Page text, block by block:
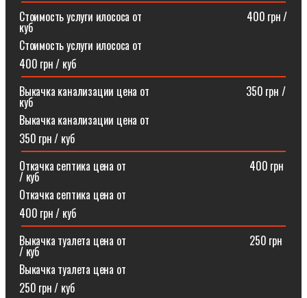
Стоимость услуги илососа от⠀⠀⠀⠀⠀⠀⠀⠀⠀⠀⠀⠀⠀400 грн /
куб
Стоимость услуги илососа от
400 грн / куб
Выкачка канализации цена от⠀⠀⠀⠀⠀⠀⠀⠀⠀⠀⠀⠀350 грн /
куб
Выкачка канализации цена от
350 грн / куб
Откачка септика цена от ⠀⠀⠀⠀⠀⠀⠀⠀⠀⠀⠀⠀⠀⠀⠀400 грн
/ куб
Откачка септика цена от
400 грн / куб
Выкачка туалета цена от ⠀⠀⠀⠀⠀⠀⠀⠀⠀⠀⠀⠀⠀⠀⠀250 грн
/ куб
Выкачка туалета цена от
250 грн / куб